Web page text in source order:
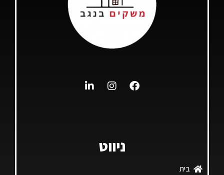
ניווט
בית